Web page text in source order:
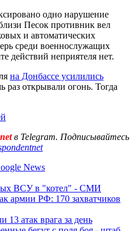
одно нарушение
Песок противник вел
и автоматических
среди военнослужащих
действий неприятеля нет.
на Донбассе усилились
раз открывали огонь. Тогда
в Telegram. Подписывайтесь
News
ВСУ в "котел" - СМИ
армии РФ: 170 захватчиков
атак врага за день